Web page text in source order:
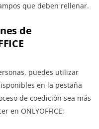
que deben rellenar.
de
puedes utilizar
en la pestaña
de coedición sea más
en ONLYOFFICE: